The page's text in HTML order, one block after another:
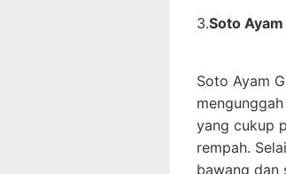
3.Soto
Soto Ayam
yang cukup
rempah.
bawang dan